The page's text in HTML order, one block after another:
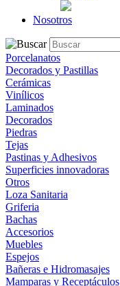
Nosotros
Porcelanatos
Decorados y Pastillas
Cerámicas
Vinílicos
Laminados
Decorados
Piedras
Tejas
Pastinas y Adhesivos
Superficies innovadoras
Otros
Loza Sanitaria
Griferia
Bachas
Accesorios
Muebles
Espejos
Bañeras e Hidromasajes
Mamparas y Receptáculos